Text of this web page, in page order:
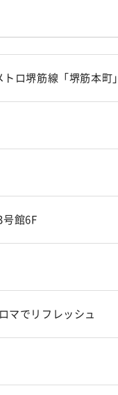
ロ堺筋線「堺筋本町
館6F
マでリフレッシュ